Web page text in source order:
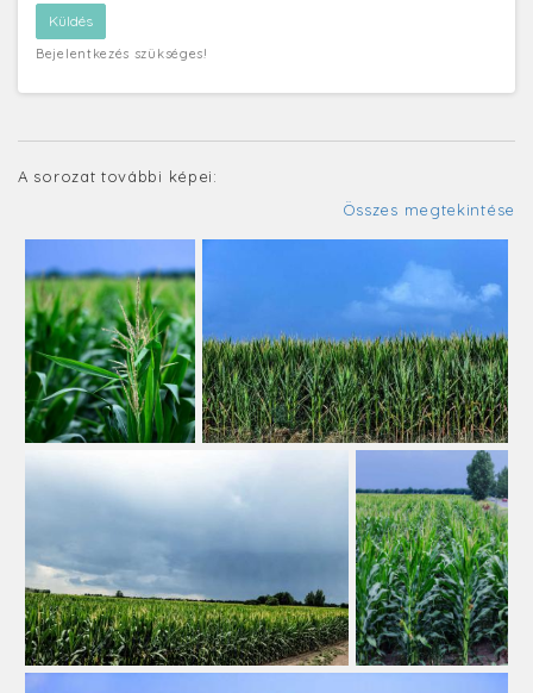
Bejelentkezés szükséges!
A sorozat további képei:
Összes megtekintése